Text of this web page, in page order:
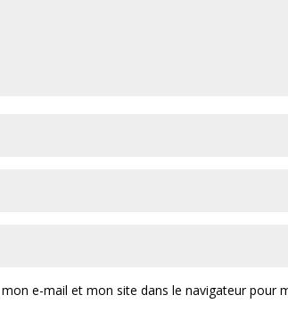
e-mail et mon site dans le navigateur pour